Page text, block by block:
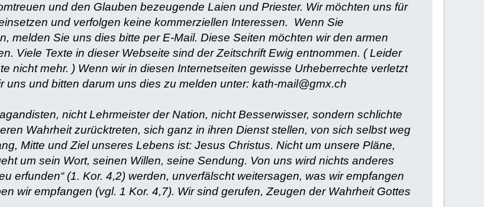
und den Glauben bezeugende Laien und Priester. Wir möchten uns für
und verfolgen keine kommerziellen Interessen. Wenn Sie
melden Sie uns dies bitte per E-Mail. Diese Seiten möchten wir den armen
Viele Texte in dieser Webseite sind der Zeitschrift Ewig entnommen. ( Leider
nicht mehr. ) Wenn wir in diesen Internetseiten gewisse Urheberrechte verletzt
uns und bitten darum uns dies zu melden unter: kath-mail@gmx.ch
nicht Lehrmeister der Nation, nicht Besserwisser, sondern schlichte
Wahrheit zurücktreten, sich ganz in ihren Dienst stellen, von sich selbst weg
Mitte und Ziel unseres Lebens ist: Jesus Christus. Nicht um unsere Pläne,
um sein Wort, seinen Willen, seine Sendung. Von uns wird nichts anderes
erfunden“ (1. Kor. 4,2) werden, unverfälscht weitersagen, was wir empfangen
wir empfangen (vgl. 1 Kor. 4,7). Wir sind gerufen, Zeugen der Wahrheit Gottes